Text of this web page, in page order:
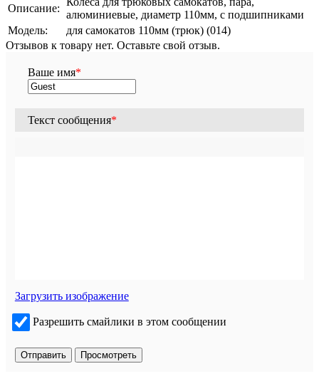
Описание:
алюминиевые, диаметр 110мм, с подшипниками
Модель:
для самокатов 110мм (трюк) (014)
Отзывов к товару нет. Оставьте свой отзыв.
Ваше имя*
Текст сообщения*
Загрузить изображение
Разрешить смайлики в этом сообщении